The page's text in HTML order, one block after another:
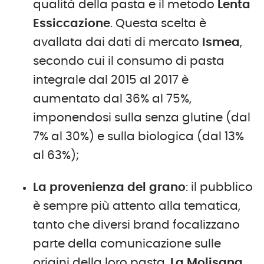
qualità della pasta e il metodo Lenta
Essiccazione. Questa scelta è
avallata dai dati di mercato
Ismea,
secondo cui il consumo di pasta
integrale dal 2015 al 2017 è
aumentato dal 36% al 75%,
imponendosi sulla senza glutine (dal
7% al 30%) e sulla biologica (dal 13%
al 63%);
La provenienza del grano: il pubblico
è sempre più attento alla tematica,
tanto che diversi brand focalizzano
parte della comunicazione sulle